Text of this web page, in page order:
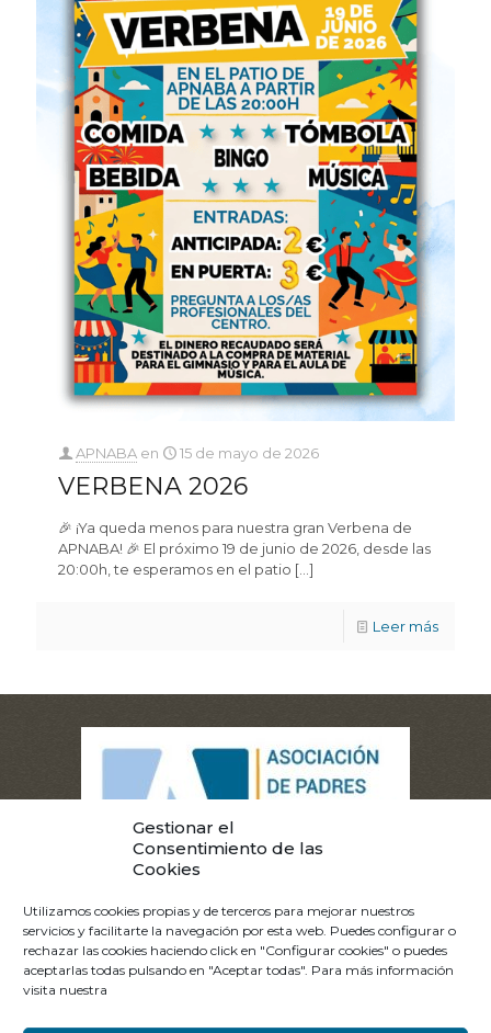
Gestionar el
Consentimiento de las
Cookies
Utilizamos cookies propias y de terceros para mejorar nuestros
servicios y facilitarte la navegación por esta web. Puedes configurar o
rechazar las cookies haciendo click en "Configurar cookies" o puedes
aceptarlas todas pulsando en "Aceptar todas". Para más información
visita nuestra
APNABA en 15 de mayo de 2026
VERBENA 2026
🎉 ¡Ya queda menos para nuestra gran Verbena de
APNABA! 🎉 El próximo 19 de junio de 2026, desde las
20:00h, te esperamos en el patio […]
Leer más
©2021 APNABA. Todos los derechos reservados.
Ético.